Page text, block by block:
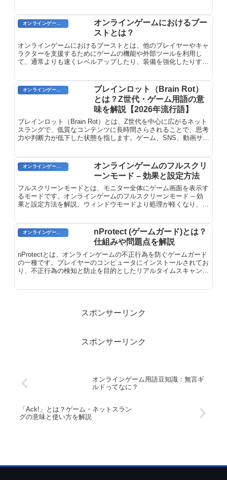
ター育成の大きなマイルストーンとなっています。
オンラインゲームのプレイに関する用語
オンラインゲームにおけるブー
ストとは？
オンラインゲームにおけるブーストとは、他のプレイヤーやキャ
ラクターを支援するためにゲームの機能や外部ツールを利用し
て、通常よりも速くレベルアップしたり、装備を強化したりする
オンラインゲーム用語
ブレインロット（Brain Rot）
とは？Z世代・ゲーム用語の意
味を解説【2026年流行語】
ブレインロット（Brain Rot）とは、Z世代を中心に広がるネット
スラングで、低質なコンテンツに長時間さらされることで、思考
力や判断力が低下した状態を指します。ゲーム、SNS、動画サイ
す。
オンラインゲームのフルスクリ
ーンモード – 効果と設定方法
フルスクリーンモードとは、モニター全体にゲーム画面を表示す
るモードです。オンラインゲームのフルスクリーンモード – 効
果と設定方法を解説。ウィンドウモードより処理が軽くなり、没
オンラインゲーム用語
nProtect (ゲームガード)とは？
仕組みや問題点を解説
nProtectとは、オンラインゲームの不正行為を防ぐゲームガード
の一種です。プレイヤーのコンピュータにインストールされてお
り、不正行為の検知と防止を目的としたリアルタイムスキャンを
スポンサーリンク
スポンサーリンク
オンラインゲーム用語豆知識：無言ギ
ルドってなに？
「Ack!」とは？ゲーム・ネットスラン
グの意味と使い方を解説